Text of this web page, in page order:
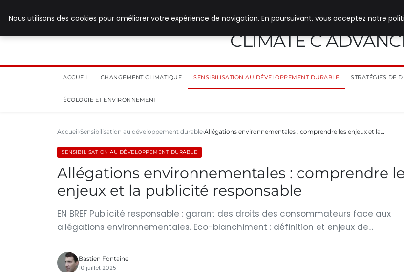
CLIMATE C
ACCUEIL CHANGEMENT CLIMATIQUE SENSIBILISATION AU DÉVELOPPEMENT DURABLE STRATÉGIES DE
ÉCOLOGIE ET ENVIRONNEMENT
Accueil Sensibilisation au développement durable Allégations environnementales : comprendre les enjeux et la…
SENSIBILISATION AU DÉVELOPPEMENT DURABLE
Allégations environnementales : comprendre
enjeux et la publicité responsable
EN BREF Publicité responsable : garant des droits des consommateurs face aux
allégations environnementales. Eco-blanchiment : définition et enjeux de…
Bastien Fontaine
10 juillet 2025
Nous utilisons des cookies pour améliorer votre expérience de navigation. En poursuivant, vous acceptez notre